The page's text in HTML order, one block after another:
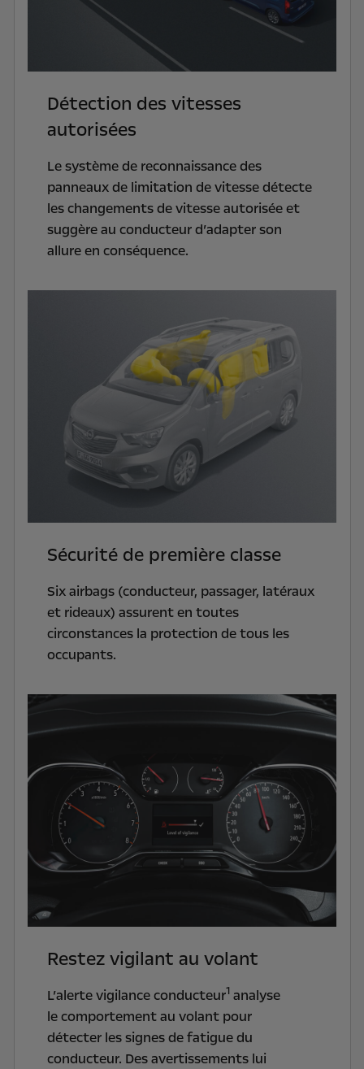
Détection des vitesses
autorisées
Le système de reconnaissance des
panneaux de limitation de vitessedétecte
les changements de vitesse autorisée et
suggère au conducteur d’adapter son
allure en conséquence.
Sécurité de première classe
Six airbags (conducteur, passager, latéraux
et rideaux) assurent en toutes
circonstances la protection de tous les
occupants.
Restez vigilant au volant
L’alerte vigilance conducteur1analyse
le comportement au volant pour
détecter les signes de fatigue du
conducteur. Des avertissements lui